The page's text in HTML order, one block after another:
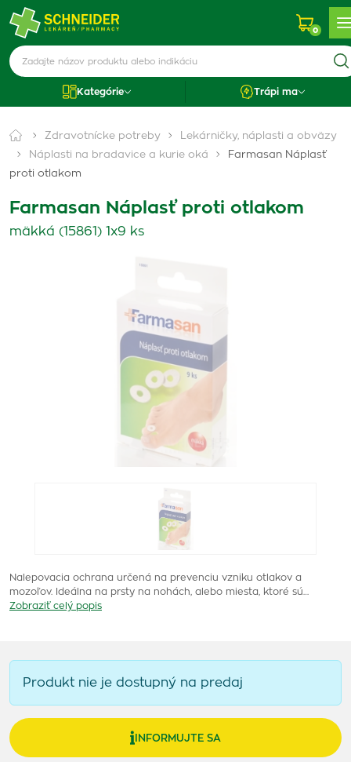
0
Kategórie Trápi ma
Zdravotnícke potreby
Lekárničky, náplasti a obväzy
Náplasti na bradavice a kurie oká
Farmasan Náplasť
proti otlakom
Farmasan Náplasť proti otlakom
mäkká (15861) 1x9 ks
Nalepovacia ochrana určená na prevenciu vzniku otlakov a
mozoľov. Ideálna na prsty na nohách, alebo miesta, ktoré sú…
Zobraziť celý popis
Produkt nie je dostupný na predaj
INFORMUJTE SA